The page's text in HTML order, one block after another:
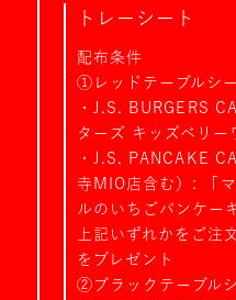
トレーシート
配布条件
①レッドテーブルシ
・J.S. BURGERS
ターズ キッズベリー
・J.S. PANCAKE
寺MIO店含む）: 「
ルのいちごパンケー
上記いずれかをご注
をプレゼント
②ブラックテーブル